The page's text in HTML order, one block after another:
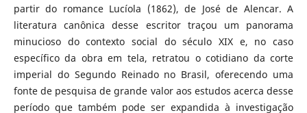
partir do romance Lucíola (1862), de José de Alencar. A
literatura canônica desse escritor traçou um panorama
minucioso do contexto social do século XIX e, no caso
específico da obra em tela, retratou o cotidiano da corte
imperial do Segundo Reinado no Brasil, oferecendo uma
fonte de pesquisa de grande valor aos estudos acerca desse
período que também pode ser expandida à investigação